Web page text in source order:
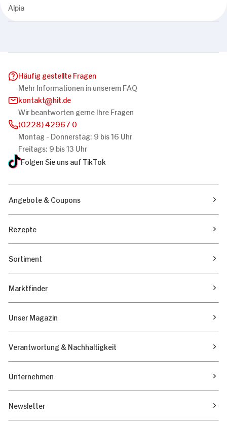
Alpia
Häufig gestellte Fragen
Mehr Informationen in unserem FAQ
kontakt
hit.de
Wir beantworten gerne Ihre Fragen
(0228) 42967 0
Montag - Donnerstag: 9 bis 16 Uhr
Freitags: 9 bis 13 Uhr
Folgen Sie uns auf TikTok
Angebote & Coupons
Rezepte
Sortiment
Marktfinder
Unser Magazin
Verantwortung & Nachhaltigkeit
Unternehmen
Newsletter